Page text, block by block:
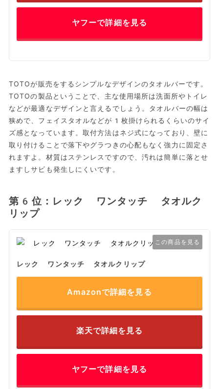
ヤフーで詳細を見る
TOTOが販売をするシンプルなデザインのタオルバーです。
TOTOの製品ということで、主な使用場所は洗面所やトイレ
などが最適なデザインと言えるでしょう。タオルバーの幅は
狭めで、フェイスタオルなどが1枚掛けられるくらいのサイ
ズ感となっています。取付方法はネジ式になっており、壁に
取り付けることで落下やグラつきの心配もなく強力に固定さ
れますよ。材質はステンレスですので、汚れは簡単に落とせ
ますしサビも発生しにくいです。
第6位：レック ワンタッチ タオルク
リップ
この商品を見る
レック ワンタッチ タオルクリップ
Amazonで詳細を見る
楽天で詳細を見る
ヤフーで詳細を見る